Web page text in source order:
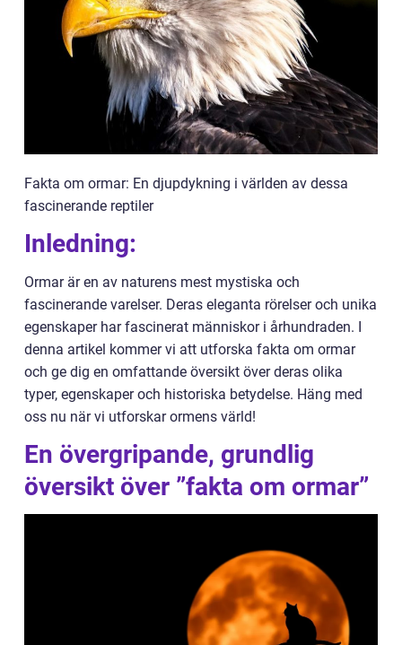
Fakta om ormar: En djupdykning i världen av dessa
fascinerande reptiler
Inledning:
Ormar är en av naturens mest mystiska och
fascinerande varelser. Deras eleganta rörelser och unika
egenskaper har fascinerat människor i århundraden. I
denna artikel kommer vi att utforska fakta om ormar
och ge dig en omfattande översikt över deras olika
typer, egenskaper och historiska betydelse. Häng med
oss nu när vi utforskar ormens värld!
En övergripande, grundlig
översikt över ”fakta om ormar”